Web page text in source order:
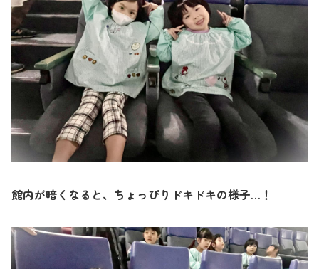
館内が暗くなると、ちょっぴりドキドキの様子…！